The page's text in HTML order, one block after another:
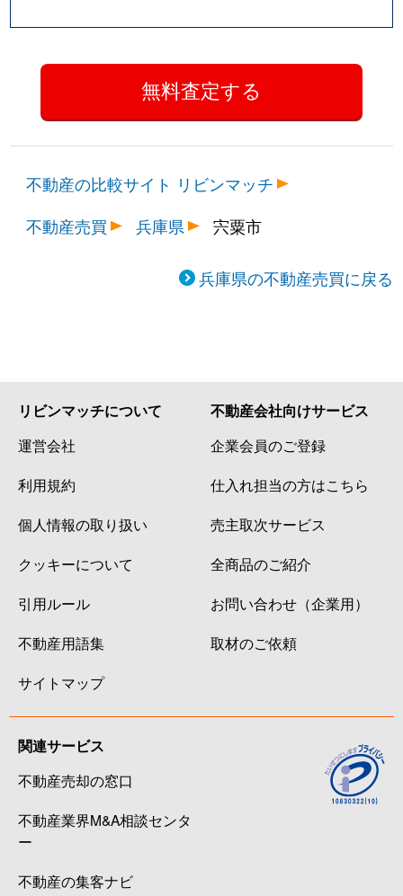
不動産の比較サイト リビンマッチ
不動産売買
兵庫県 宍粟市
兵庫県の不動産売買に戻る
リビンマッチについて
運営会社
利用規約
個人情報の取り扱い
クッキーについて
引用ルール
不動産用語集
サイトマップ
不動産会社向けサービス
企業会員のご登録
仕入れ担当の方はこちら
売主取次サービス
全商品のご紹介
お問い合わせ（企業用）
取材のご依頼
関連サービス
不動産売却の窓口
不動産業界M&A相談センタ
ー
不動産の集客ナビ